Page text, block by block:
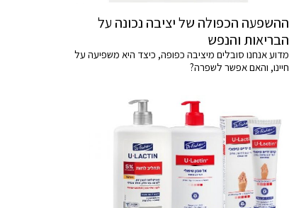
ההשפעה הכפולה של יציבה נכונה על
הבריאות והנפש
מדוע אנחנו סובלים מיציבה כפופה, כיצד היא משפיעה על
חיינו, והאם אפשר לשפרה?